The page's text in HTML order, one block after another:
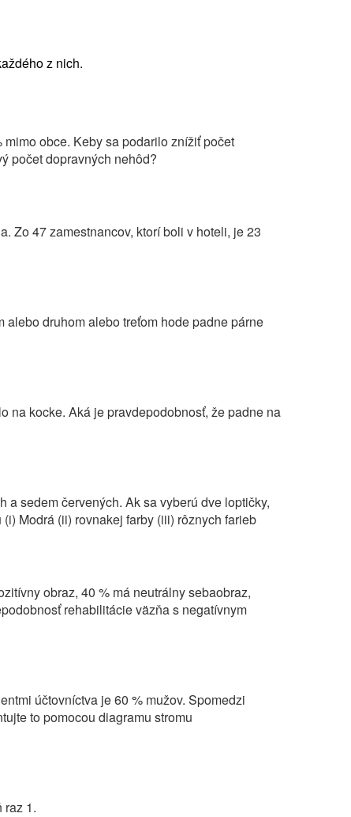
z nich.
obce. Keby sa podarilo znížiť počet
počet dopravných nehôd?
Zo 47 zamestnancov, ktorí boli v hoteli, je 23
druhom alebo treťom hode padne párne
na kocke. Aká je pravdepodobnosť, že padne na
sedem červených. Ak sa vyberú dve loptičky,
Modrá (ii) rovnakej farby (iii) rôznych farieb
obraz, 40 % má neutrálny sebaobraz,
rehabilitácie väzňa s negatívnym
účtovníctva je 60 % mužov. Spomedzi
to pomocou diagramu stromu
raz 1.